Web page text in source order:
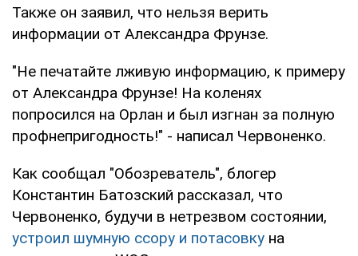
Также он заявил, что нельзя верить
информации от Александра Фрунзе.
"Не печатайте лживую информацию, к примеру
от Александра Фрунзе! На коленях
попросился на Орлан и был изгнан за полную
профнепригодность!" - написал Червоненко.
Как сообщал "Обозреватель", блогер
Константин Батозский рассказал, что
Червоненко, будучи в нетрезвом состоянии,
устроил шумную ссору и потасовку на